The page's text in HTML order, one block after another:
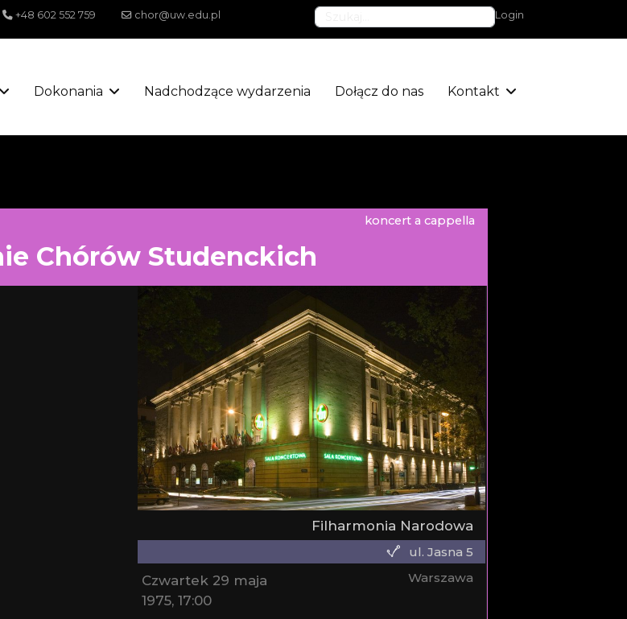
+48 602 552 759 chor@uw.edu.pl Login
Szukaj
Dokonania Nadchodzące wydarzenia Dołącz do nas Kontakt
Chórów Studenckich
koncert a cappella
Filharmonia Narodowa
ul. Jasna 5
Warszawa
Czwartek 29 maja
1975, 17:00